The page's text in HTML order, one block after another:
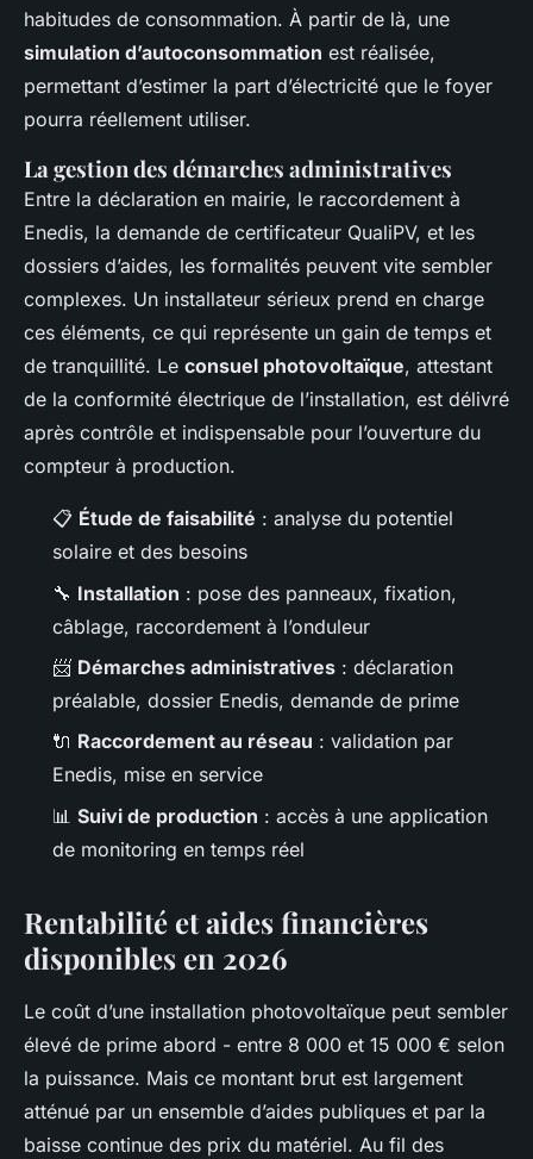
habitudes de consommation. À partir de là, une
simulation d’autoconsommation est réalisée,
permettant d’estimer la part d’électricité que le foyer
pourra réellement utiliser.
La gestion des démarches administratives
Entre la déclaration en mairie, le raccordement à
Enedis, la demande de certificateur QualiPV, et les
dossiers d’aides, les formalités peuvent vite sembler
complexes. Un installateur sérieux prend en charge
ces éléments, ce qui représente un gain de temps et
de tranquillité. Le consuel photovoltaïque, attestant
de la conformité électrique de l’installation, est délivré
après contrôle et indispensable pour l’ouverture du
compteur à production.
📋 Étude de faisabilité : analyse du potentiel
solaire et des besoins
🔧 Installation : pose des panneaux, fixation,
câblage, raccordement à l’onduleur
📨 Démarches administratives : déclaration
préalable, dossier Enedis, demande de prime
🔌 Raccordement au réseau : validation par
Enedis, mise en service
📊 Suivi de production : accès à une application
de monitoring en temps réel
Rentabilité et aides financières
disponibles en 2026
Le coût d’une installation photovoltaïque peut sembler
élevé de prime abord - entre 8 000 et 15 000 € selon
la puissance. Mais ce montant brut est largement
atténué par un ensemble d’aides publiques et par la
baisse continue des prix du matériel. Au fil des